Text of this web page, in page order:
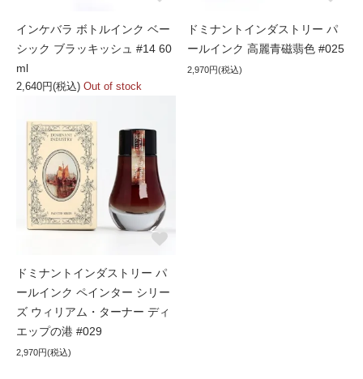
インケバラ ボトルインク ベー
シック ブラッキッシュ #14 60
ml
2,640円(税込) Out of stock
ドミナントインダストリー パ
ールインク 高麗青磁翡色 #025
2,970円(税込)
ドミナントインダストリー パ
ールインク ペインター シリー
ズ ウィリアム・ターナー ディ
エップの港 #029
2,970円(税込)